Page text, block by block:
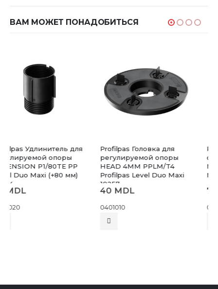
ВАМ МОЖЕТ ПОНАДОБИТЬСЯ
Profilpas Головка для
регулируемой опоры
HEAD 4MM PPLM/T4
Profilpas Level Duo Maxi
19257
40MDL
0401010
Profilpas Регулируемая
опора(основание) BASE
M/38/57B PP Level Duo
Maxi (38-57 мм) 19251
72MDL
0401002